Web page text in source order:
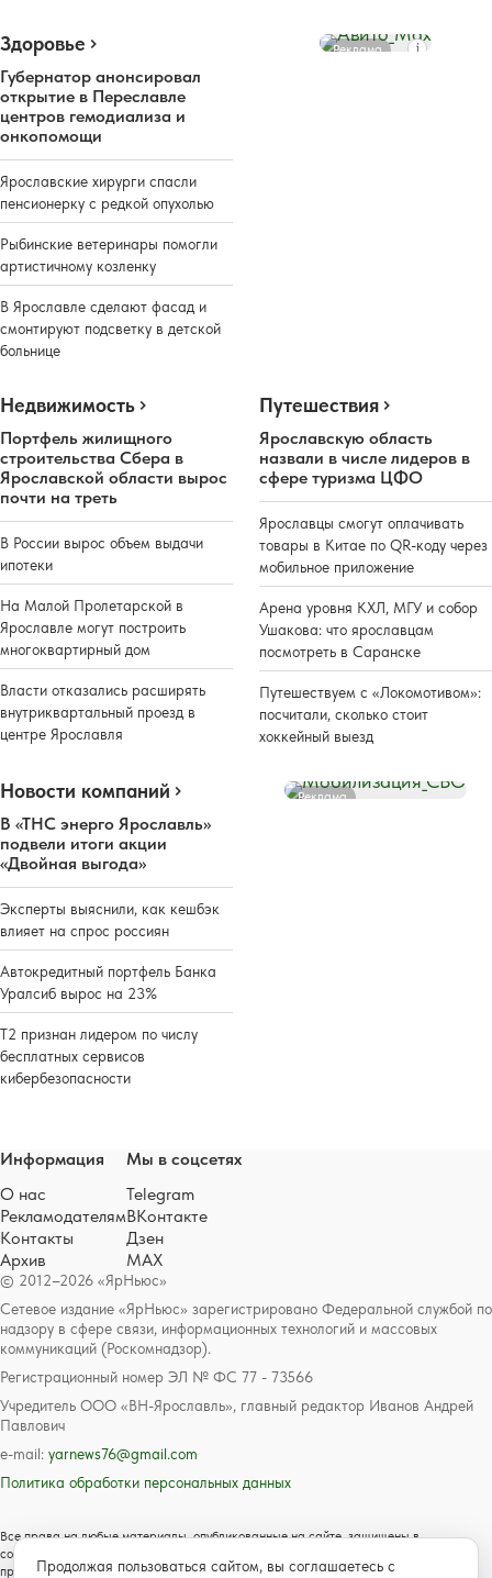
Здоровье
Губернатор анонсировал
открытие в Переславле
центров гемодиализа и
онкопомощи
Ярославские хирурги спасли
пенсионерку с редкой опухолью
Рыбинские ветеринары помогли
артистичному козленку
В Ярославле сделают фасад и
смонтируют подсветку в детской
больнице
Реклама
Недвижимость
Портфель жилищного
строительства Сбера в
Ярославской области вырос
почти на треть
В России вырос объем выдачи
ипотеки
На Малой Пролетарской в
Ярославле могут построить
многоквартирный дом
Власти отказались расширять
внутриквартальный проезд в
центре Ярославля
Путешествия
Ярославскую область
назвали в числе лидеров в
сфере туризма ЦФО
Ярославцы смогут оплачивать
товары в Китае по QR-коду через
мобильное приложение
Арена уровня КХЛ, МГУ и собор
Ушакова: что ярославцам
посмотреть в Саранске
Путешествуем с «Локомотивом»:
посчитали, сколько стоит
хоккейный выезд
Новости компаний
В «ТНС энерго Ярославль»
подвели итоги акции
«Двойная выгода»
Эксперты выяснили, как кешбэк
влияет на спрос россиян
Автокредитный портфель Банка
Уралсиб вырос на 23%
Т2 признан лидером по числу
бесплатных сервисов
кибербезопасности
Реклама
© 2012–2026 «ЯрНьюс»
Сетевое издание «ЯрНьюс» зарегистрировано Федеральной службой по
надзору в сфере связи, информационных технологий и массовых
коммуникаций (Роскомнадзор).
Регистрационный номер ЭЛ № ФС 77 - 73566
Учредитель ООО «ВН-Ярославль», главный редактор Иванов Андрей
Павлович
e-mail: yarnews76@gmail.com
Политика обработки персональных данных
Все права на любые материалы, опубликованные на сайте, защищены в
соответствии с российским и международным законодательством об авторском
праве и смежных правах. Любое использование текстовых, фото, аудио и
Информация
О нас
Рекламодателям
Контакты
Архив
Мы в соцсетях
Telegram
ВКонтакте
Дзен
MAX
Продолжая пользоваться сайтом, вы соглашаетесь с